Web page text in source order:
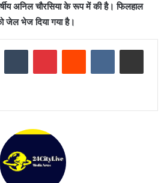
अनिल चौरसिया के रूप में की है। फिलहाल
जेल भेज दिया गया है।
Tumblr PinterestReddit VKontakteShare via Email